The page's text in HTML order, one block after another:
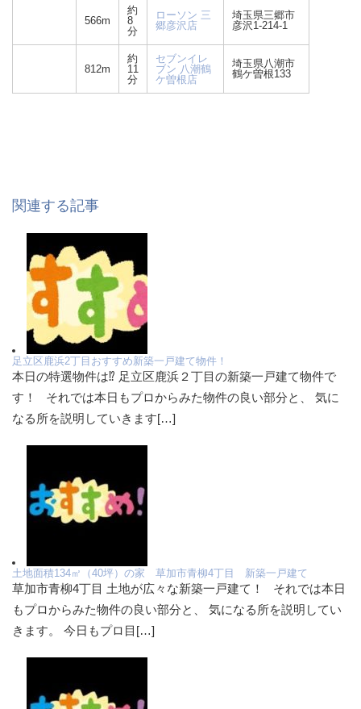
566m
約
8
分
ローソン 三
郷彦沢店
埼玉県三郷市
彦沢1-214-1
812m
約
11
分
セブンイレ
ブン 八潮鶴
ケ曽根店
埼玉県八潮市
鶴ケ曽根133
関連する記事
足立区鹿浜2丁目おすすめ新築一戸建て物件！
本日の特選物件は⁉ 足立区鹿浜２丁目の新築一戸建て物件で
す！ それでは本日もプロからみた物件の良い部分と、 気に
なる所を説明していきます[…]
土地面積134㎡（40坪）の家 草加市青柳4丁目 新築一戸建て
草加市青柳4丁目 土地が広々な新築一戸建て！ それでは本日
もプロからみた物件の良い部分と、 気になる所を説明してい
きます。 今日もプロ目[…]